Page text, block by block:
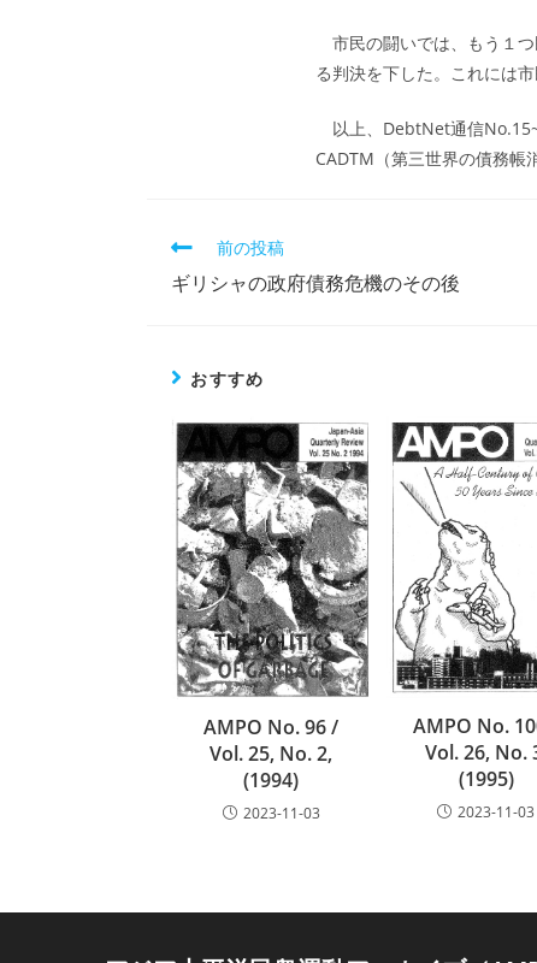
市民の闘いでは、もう１
る判決を下した。これには
以上、DebtNet通信
CADTM（第三世界の債務帳
そ
他
を
む
前の投稿
ギリシャの政府債務危機のその後
おすすめ
AMPO No. 96 /
Vol. 25, No. 2,
(1994)
2023-11-03
AMPO No.
Vol. 26, No.
(1995)
2023-11-03